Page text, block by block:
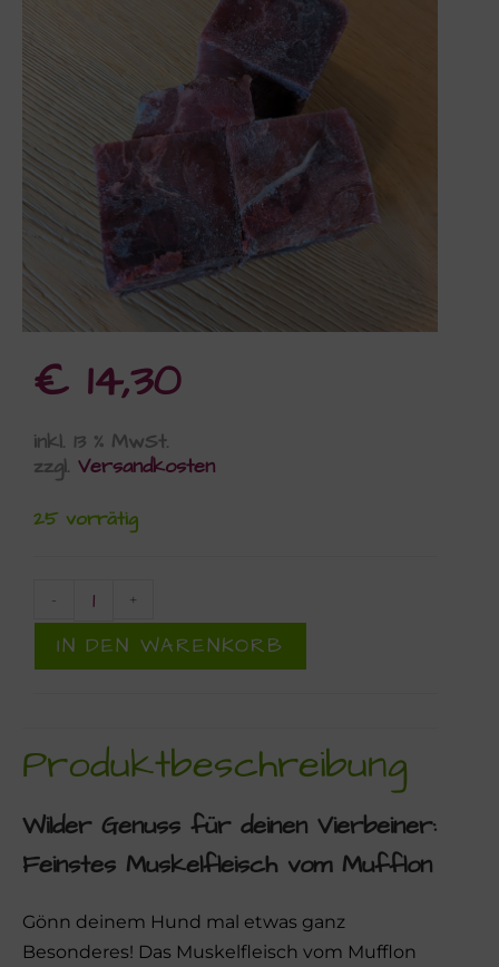
€ 14,30
inkl. 13 % MwSt.
zzgl. Versandkosten
25 vorrätig
- +
IN DEN WARENKORB
Produktbeschreibung
Wilder Genuss für deinen Vierbeiner:
Feinstes Muskelfleisch vom Mufflon
Gönn deinem Hund mal etwas ganz
Besonderes! Das Muskelfleisch vom Mufflon